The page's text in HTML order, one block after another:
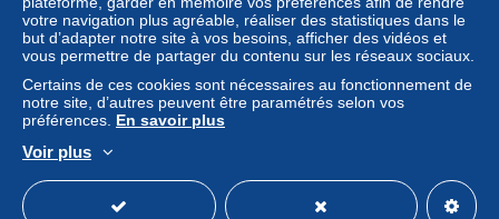
Paiement par :
De 1 à 1 objets
1,80 €
À partir de 2
Lettre recommandée (format normal/petite
Pour avoir accès aux informations
de livraison, vous devez être
membre et ouvrir une session.
Se
connect
votre navigation plus agréable, réaliser des statistiques dans le
but d’adapter notre site à vos besoins, afficher des vidéos et
vous permettre de partager du contenu sur les réseaux sociaux.
Certains de ces cookies sont nécessaires au fonctionnement de
notre site, d’autres peuvent être paramétrés selon vos
préférences. En savoir plus
Voir plus
Un site sécurisé